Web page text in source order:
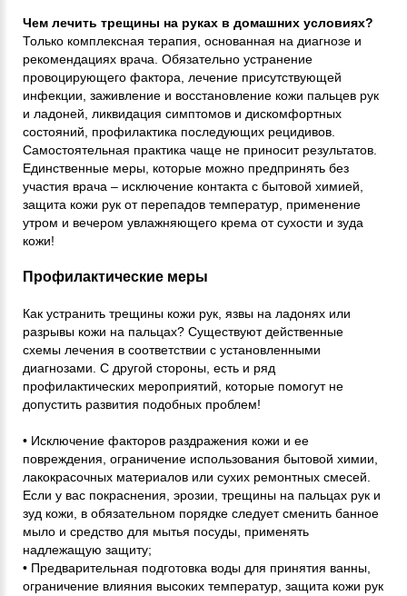
Чем лечить трещины на руках в домашних условиях?
Только комплексная терапия, основанная на диагнозе и
рекомендациях врача. Обязательно устранение
провоцирующего фактора, лечение присутствующей
инфекции, заживление и восстановление кожи пальцев рук
и ладоней, ликвидация симптомов и дискомфортных
состояний, профилактика последующих рецидивов.
Самостоятельная практика чаще не приносит результатов.
Единственные меры, которые можно предпринять без
участия врача – исключение контакта с бытовой химией,
защита кожи рук от перепадов температур, применение
утром и вечером увлажняющего крема от сухости и зуда
кожи!
Профилактические меры
Как устранить трещины кожи рук, язвы на ладонях или
разрывы кожи на пальцах? Существуют действенные
схемы лечения в соответствии с установленными
диагнозами. С другой стороны, есть и ряд
профилактических мероприятий, которые помогут не
допустить развития подобных проблем!
• Исключение факторов раздражения кожи и ее
повреждения, ограничение использования бытовой химии,
лакокрасочных материалов или сухих ремонтных смесей.
Если у вас покраснения, эрозии, трещины на пальцах рук и
зуд кожи, в обязательном порядке следует сменить банное
мыло и средство для мытья посуды, применять
надлежащую защиту;
• Предварительная подготовка воды для принятия ванны,
ограничение влияния высоких температур, защита кожи рук